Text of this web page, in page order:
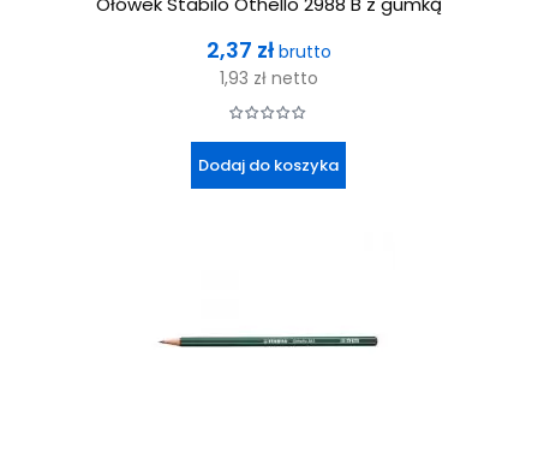
Cena
2,37 zł brutto
1,93 zł netto
Dodaj do koszyka